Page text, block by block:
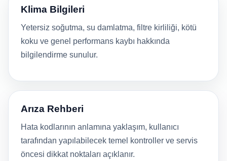
Klima Bilgileri
Yetersiz soğutma, su damlatma, filtre kirliliği, kötü
koku ve genel performans kaybı hakkında
bilgilendirme sunulur.
Arıza Rehberi
Hata kodlarının anlamına yaklaşım, kullanıcı
tarafından yapılabilecek temel kontroller ve servis
öncesi dikkat noktaları açıklanır.